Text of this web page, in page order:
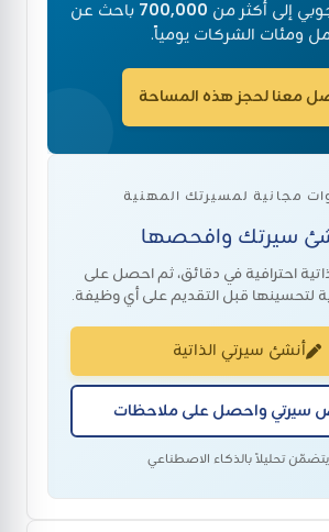
إلى أكثر من 700,000 باحث عن
ومئات الشركات يومياً.
معنا لحجز هذه المساحة
مجانية لمسيرتك المهنية
سيرتك وافحصها
احترافية في دقائق، ثم احصل على
لتحسينها قبل التقديم على أي وظيفة.
أنشئ سيرتي الذاتية
سيرتي واحصل على ملاحظات
يتضمّن تحليلاً بالذكاء الاصطناعي